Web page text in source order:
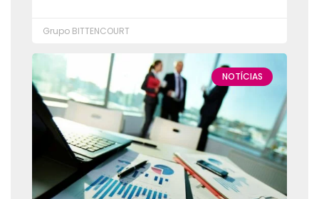
Grupo BITTENCOURT
NOTÍCIAS